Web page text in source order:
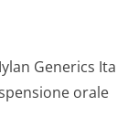
Generics
orale